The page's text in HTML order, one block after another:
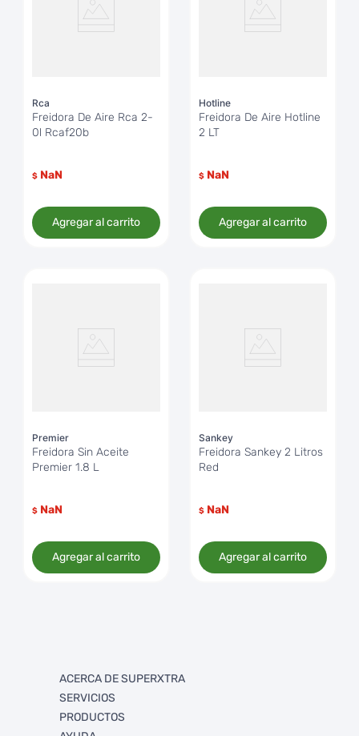
Rca
Freidora De Aire Rca 2-
0l Rcaf20b
$ NaN
Agregar al carrito
Hotline
Freidora De Aire Hotline
2 LT
$ NaN
Agregar al carrito
Premier
Freidora Sin Aceite
Premier 1.8 L
$ NaN
Agregar al carrito
Sankey
Freidora Sankey 2 Litros
Red
$ NaN
Agregar al carrito
ACERCA DE SUPERXTRA
Quienes somos
Trabaja con Nosotros
SERVICIOS
FullXtra
PRODUCTOS